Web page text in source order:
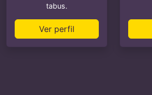
tabus.
Ver perfil